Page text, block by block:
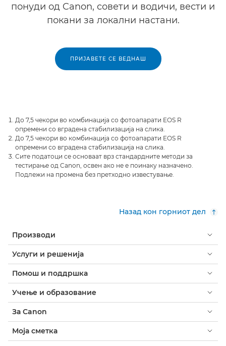
понуди од Canon, совети и водичи, вести и
покани за локални настани.
ПРИЈАВЕТЕ СЕ ВЕДНАШ
До 7,5 чекори во комбинација со фотоапарати EOS R
опремени со вградена стабилизација на слика.
До 7,5 чекори во комбинација со фотоапарати EOS R
опремени со вградена стабилизација на слика.
Сите податоци се основаат врз стандардните методи за
тестирање од Canon, освен ако не е поинаку назначено.
Подлежи на промена без претходно известување.
Назад кон горниот дел
Производи
Услуги и решенија
Помош и поддршка
Учење и образование
За Canon
Моја сметка